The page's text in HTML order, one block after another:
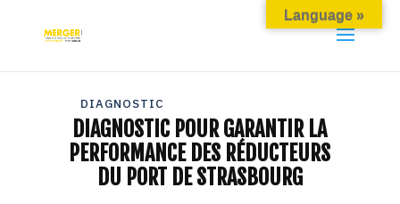
DIAGNOSTIC
DIAGNOSTIC POUR GARANTIR LA
PERFORMANCE DES RÉDUCTEURS
DU PORT DE STRASBOURG
Language »